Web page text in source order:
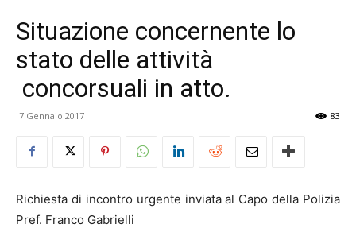
Situazione concernente lo
stato delle attività
concorsuali in atto.
7 Gennaio 2017 83
Richiesta di incontro urgente inviata al Capo della Polizia
Pref. Franco Gabrielli